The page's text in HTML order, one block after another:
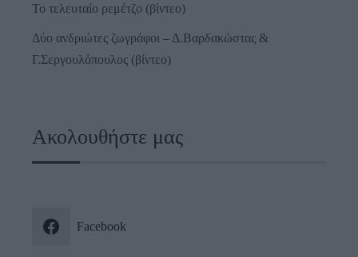
Το τελευταίο ρεμέτζο (βίντεο)
Δύο ανδριώτες ζωγράφοι – Δ.Βαρδακώστας &
Γ.Σεργουλόπουλος (βίντεο)
Ακολουθήστε μας
Facebook